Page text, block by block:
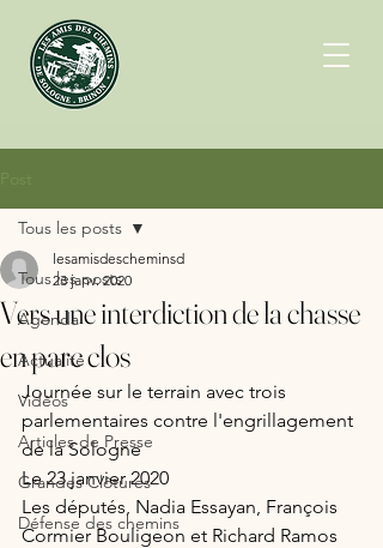
Tous les posts
Agenda
Actualité
Vidéos
Articles de Presse
Grandes Clôtures
Défense des chemins
Tous les posts
Vers une interdiction de la chasse
en parc clos
lesamisdescheminsd
23 janv. 2020
Journée sur le terrain avec trois
parlementaires contre l'engrillagement
de la Sologne
Le 23 janvier 2020
Les députés, Nadia Essayan, François
Cormier Bouligeon et Richard Ramos